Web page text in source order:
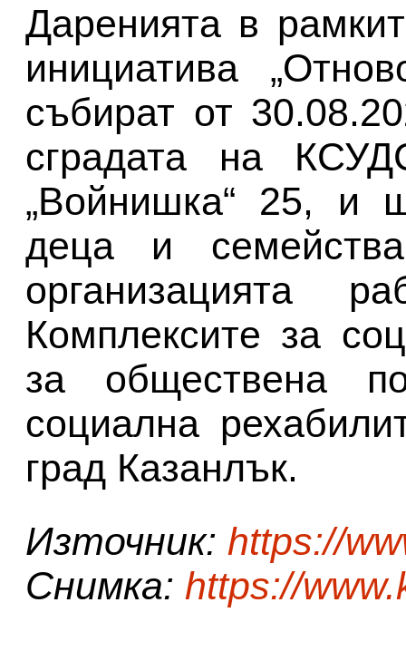
Даренията в
инициатива
събират от
сградата на
„Войнишка“ 25, и
деца и
организацията
Комплексите за
за обществена
социална
град Казанлък.
Източник: https://
Снимка: https://